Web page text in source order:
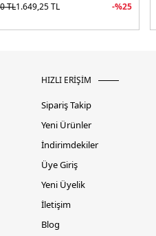
TL1.649,25TL -%25
HIZLI ERİŞİM
Sipariş Takip
Yeni Ürünler
İndirimdekiler
Üye Giriş
Yeni Üyelik
İletişim
Blog